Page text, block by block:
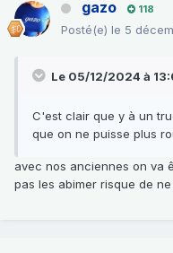
gazo 118
Posté(e) le 5
Le 05/12/2024 à
C'est clair que y à un
que on ne puisse plus
avec nos anciennes on va
pas les abimer risque de